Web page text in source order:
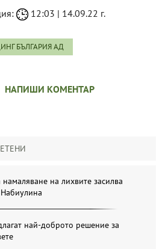
12:03 | 14.09.22 г.
БЪЛГАРИЯ АД
НАПИШИ КОМЕНТАР
на лихвите засилва
най-доброто решение за